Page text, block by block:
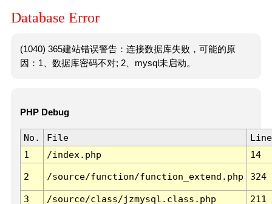
Database Error
(1040) 365建站错误警告：连接数据库失败，可能的原
因：1、数据库密码不对; 2、mysql未启动。
PHP Debug
No. File
Line
1
/index.php 14
2 /source/function/function_extend.php 324
3 /source/class/jzmysql.class.php
211